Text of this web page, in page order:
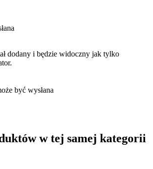
dodany i będzie widoczny jak tylko
być wysłana
w tej samej kategorii